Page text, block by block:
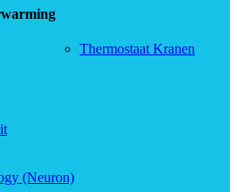
Thermostaat Kranen
(Neuron)